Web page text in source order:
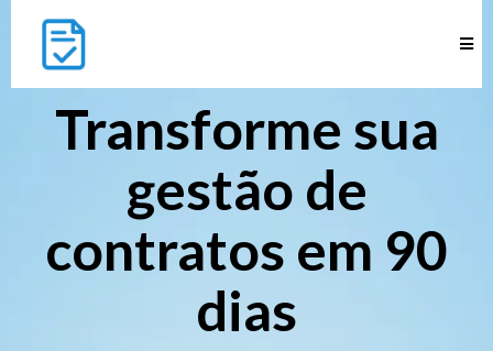
Transforme sua
gestão de
contratos em 90
dias